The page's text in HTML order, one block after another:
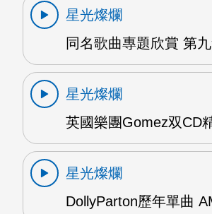
星光燦爛
同名歌曲專題欣賞 第
星光燦爛
英國樂團Gomez双CD
星光燦爛
DollyParton歷年單曲